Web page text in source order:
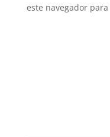
este navegador